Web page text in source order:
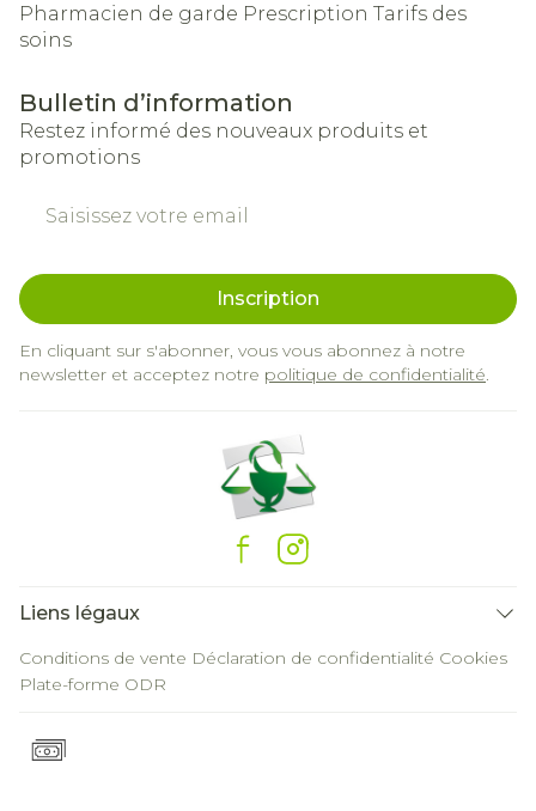
Pharmacien de garde Prescription Tarifs des
soins
Bulletin d’information
Restez informé des nouveaux produits et
promotions
Inscription
En cliquant sur s'abonner, vous vous abonnez à notre
newsletter et acceptez notre politique de confidentialité.
Liens légaux
Conditions de vente Déclaration de confidentialité Cookies
Plate-forme ODR